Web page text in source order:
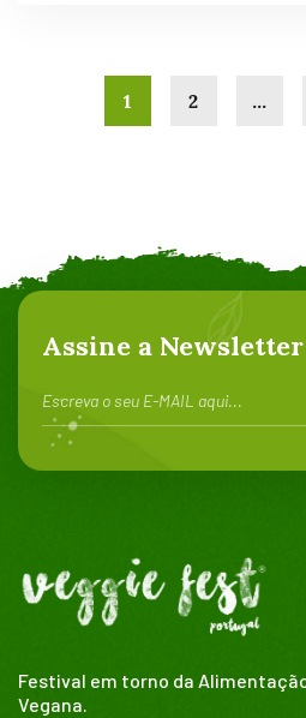
1 2 …
Assine a Newsletter
Festival em torno da
Vegana.